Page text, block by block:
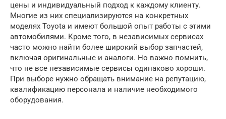
цены и индивидуальный подход к каждому клиенту.
Многие из них специализируются на конкретных
моделях Toyota и имеют большой опыт работы с этими
автомобилями. Кроме того, в независимых сервисах
часто можно найти более широкий выбор запчастей,
включая оригинальные и аналоги. Но важно помнить,
что не все независимые сервисы одинаково хороши.
При выборе нужно обращать внимание на репутацию,
квалификацию персонала и наличие необходимого
оборудования.